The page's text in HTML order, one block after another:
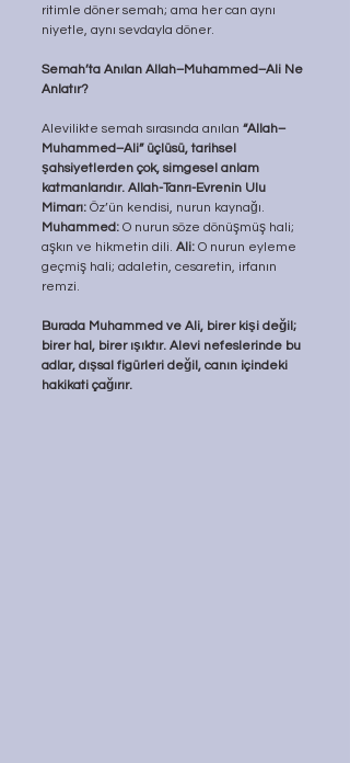
ritimle döner semah; ama her can aynı
niyetle, aynı sevdayla döner.
Semah’ta Anılan Allah–Muhammed–Ali Ne
Anlatır?
Alevilikte semah sırasında anılan “Allah–
Muhammed–Ali” üçlüsü, tarihsel
şahsiyetlerden çok, simgesel anlam
katmanlarıdır. Allah-Tanrı-Evrenin Ulu
Mimarı: Öz’ün kendisi, nurun kaynağı.
Muhammed: O nurun söze dönüşmüş hali;
aşkın ve hikmetin dili. Ali: O nurun eyleme
geçmiş hali; adaletin, cesaretin, irfanın
remzi.
Burada Muhammed ve Ali, birer kişi değil;
birer hal, birer ışıktır. Alevi nefeslerinde bu
adlar, dışsal figürleri değil, canın içindeki
hakikati çağırır.